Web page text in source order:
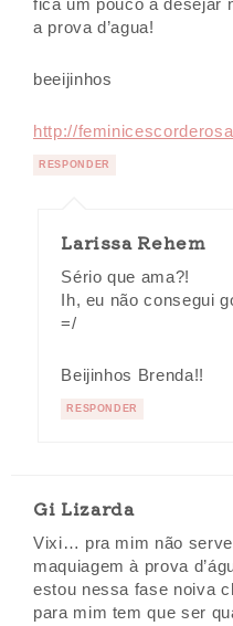
fica um pouco a desejar
a prova d’agua!
beeijinhos
http://
RESPONDER
Larissa Rehem
Sério que ama?!
Ih, eu não consegui
=/
Beijinhos Brenda!!
RESPONDER
Gi Lizarda
Vixi… pra mim não
maquiagem à prova
estou nessa fase noiva
para mim tem que ser